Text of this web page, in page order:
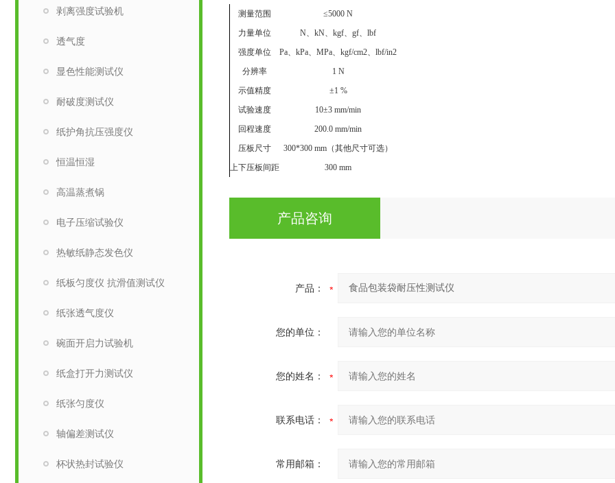
测量范围
≤5000 N
力量单位
N、kN、kgf、gf、lbf
强度单位
Pa、kPa、MPa、kgf/cm2、lbf/in2
分辨率
1 N
示值精度
±1 %
试验速度
10±3 mm/min
回程速度
200.0 mm/min
压板尺寸
300*300 mm（其他尺寸可选）
上下压板间距
300 mm
产品咨询
产品：
您的单位：
您的姓名：
联系电话：
常用邮箱：
剥离强度试验机
透气度
显色性能测试仪
耐破度测试仪
纸护角抗压强度仪
恒温恒湿
高温蒸煮锅
电子压缩试验仪
热敏纸静态发色仪
纸板匀度仪 抗滑值测试仪
纸张透气度仪
碗面开启力试验机
纸盒打开力测试仪
纸张匀度仪
轴偏差测试仪
杯状热封试验仪